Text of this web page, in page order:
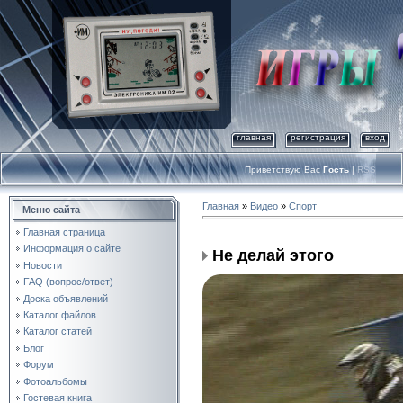
главная регистрация вход
Приветствую Вас Гость | RSS
Меню сайта
Главная страница
Информация о сайте
Новости
FAQ (вопрос/ответ)
Доска объявлений
Каталог файлов
Каталог статей
Блог
Форум
Фотоальбомы
Гостевая книга
Главная » Видео » Спорт
Не делай этого